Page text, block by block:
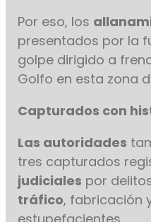
Por eso, los
presentados por la
golpe dirigido a
Golfo en esta zona
Capturados con
Las autoridades
tres capturados
judiciales por
tráfico, fabricación